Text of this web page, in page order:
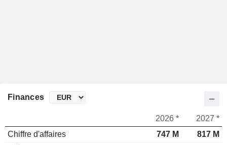
Finances
2026 *
2027 *
Chiffre d'affaires
747 M
817 M